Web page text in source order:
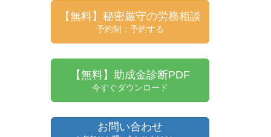
【無料】秘密厳守の労務相談
予約制：予約する
【無料】助成金診断PDF
今すぐダウンロード
お問い合わせ